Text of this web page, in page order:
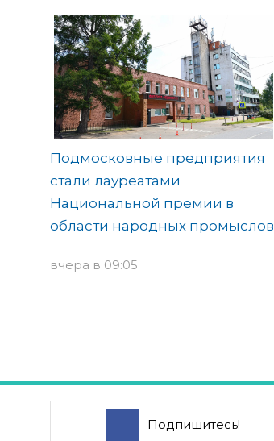
Подмосковные предприятия
стали лауреатами
Национальной премии в
области народных промыслов
вчера в 09:05
Подпишитесь!